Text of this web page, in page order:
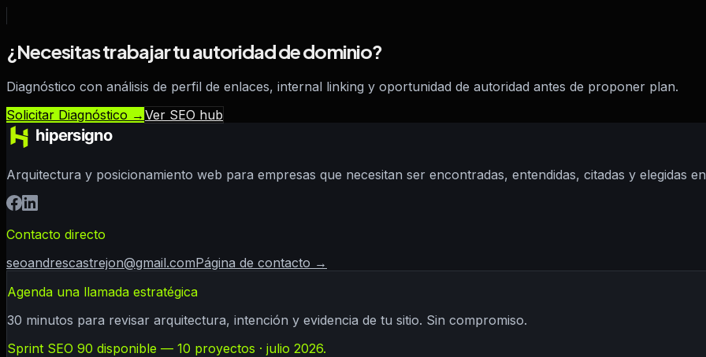
¿Necesitas trabajar tu autoridad de dominio?
Diagnóstico con análisis de perfil de enlaces, internal linking y oportunidad de autoridad antes de proponer plan.
Solicitar Diagnóstico → Ver SEO hub
Arquitectura y posicionamiento web para empresas que necesitan ser encontradas, entendidas, citadas y elegidas
Contacto directo
seoandrescastrejon@gmail.comPágina de contacto →
Agenda una llamada estratégica
30 minutos para revisar arquitectura, intención y evidencia de tu sitio. Sin compromiso.
Sprint SEO 90 disponible — 10 proyectos · julio 2026.